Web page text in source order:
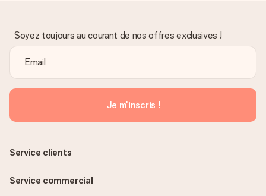
Soyez toujours au courant de nos offres exclusives !
Je m'inscris !
Service clients
Service commercial